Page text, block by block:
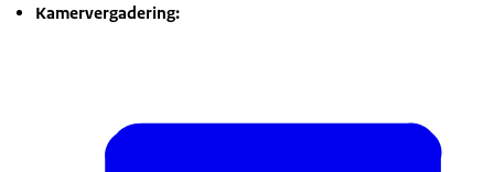
Kamervergadering: